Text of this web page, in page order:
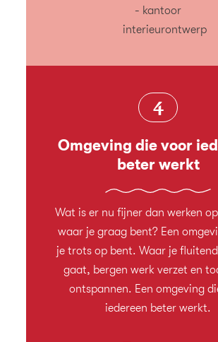
4
Omgeving die voor
beter werkt
Wat is er nu fijner dan werken
waar je graag bent? Een
je trots op bent. Waar je
gaat, bergen werk verzet en
ontspannen. Een omgeving
iedereen beter werkt.